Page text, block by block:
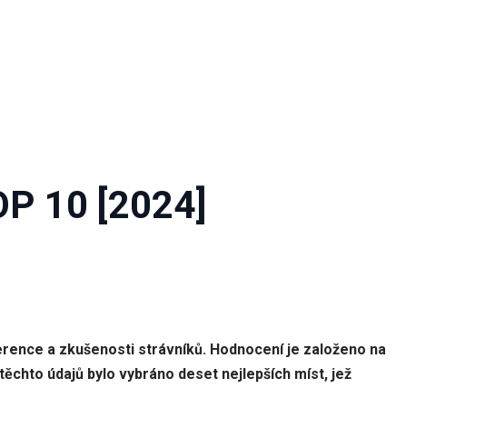
10 [2024]
a zkušenosti strávníků. Hodnocení je založeno na
údajů bylo vybráno deset nejlepších míst, jež